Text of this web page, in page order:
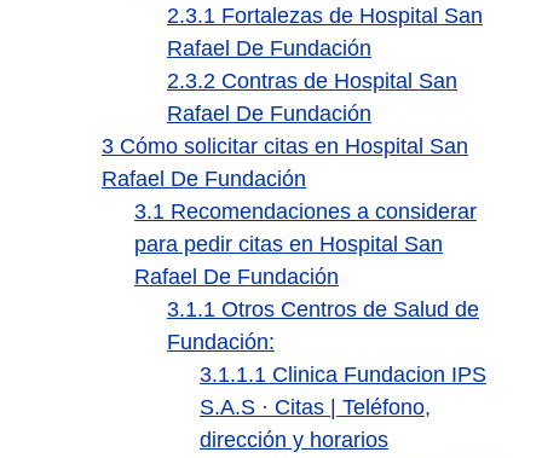
2.3.1 Fortalezas de Hospital San
Rafael De Fundación
2.3.2 Contras de Hospital San
Rafael De Fundación
3 Cómo solicitar citas en Hospital San
Rafael De Fundación
3.1 Recomendaciones a considerar
para pedir citas en Hospital San
Rafael De Fundación
3.1.1 Otros Centros de Salud de
Fundación:
3.1.1.1 Clinica Fundacion IPS
S.A.S · Citas | Teléfono,
dirección y horarios